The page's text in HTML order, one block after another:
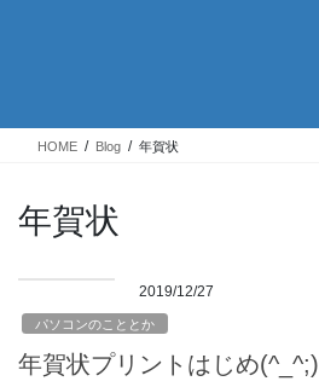
HOME Blog 年賀状
年賀状
2019/12/27
パソコンのこととか
年賀状プリントはじめ(^_^;)